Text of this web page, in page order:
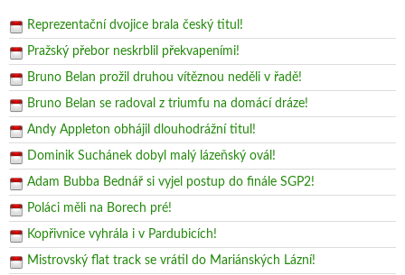
Reprezentační dvojice brala český titul!
Pražský přebor neskrblil překvapeními!
Bruno Belan prožil druhou vítěznou neděli v řadě!
Bruno Belan se radoval z triumfu na domácí dráze!
Andy Appleton obhájil dlouhodrážní titul!
Dominik Suchánek dobyl malý lázeňský ovál!
Adam Bubba Bednář si vyjel postup do finále SGP2!
Poláci měli na Borech pré!
Kopřivnice vyhrála i v Pardubicích!
Mistrovský flat track se vrátil do Mariánských Lázní!